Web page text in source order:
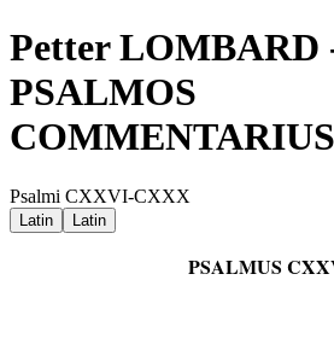
Petter LOMBARD
PSALMOS
COMMENTARIUS
Psalmi CXXVI-CXXX
Latin Latin
PSALMUS